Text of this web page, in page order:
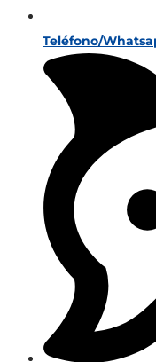
Teléfono/